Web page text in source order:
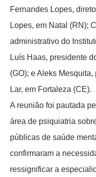
Fernandes Lopes,
Lopes, em Natal (RN);
administrativo do
Luís Haas, presidente
(GO); e Aleks
Lar, em Fortaleza (CE).
A reunião foi pautada
área de psiquiatria
públicas de saúde
confirmaram a
ressignificar a